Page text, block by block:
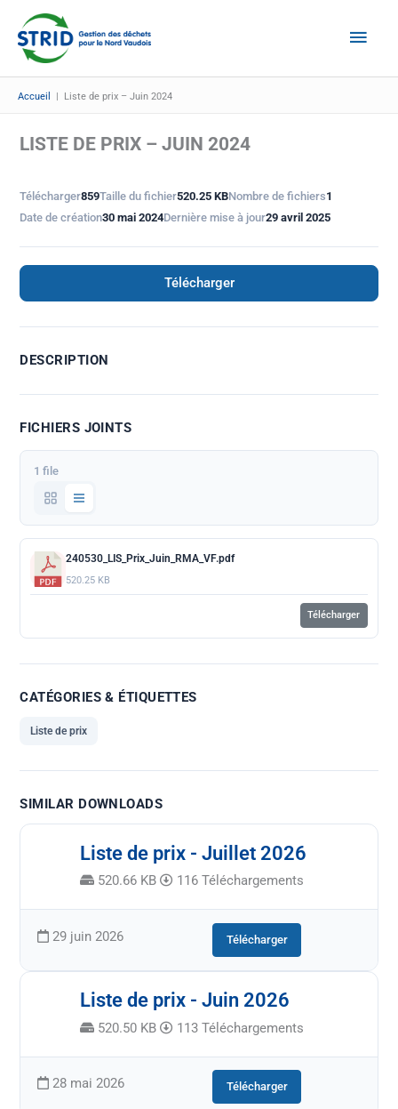
contenu
Accueil | Liste de prix – Juin 2024
LISTE DE PRIX – JUIN 2024
Télécharger859Taille du fichier520.25 KBNombre de fichiers1
Date de création30 mai 2024Dernière mise à jour29 avril 2025
Télécharger
DESCRIPTION
FICHIERS JOINTS
1 file
240530_LIS_Prix_Juin_RMA_VF.pdf
520.25 KB
Télécharger
CATÉGORIES & ÉTIQUETTES
Liste de prix
SIMILAR DOWNLOADS
Liste de prix - Juillet 2026
520.66 KB 116 Téléchargements
29 juin 2026 Télécharger
Liste de prix - Juin 2026
520.50 KB 113 Téléchargements
28 mai 2026 Télécharger